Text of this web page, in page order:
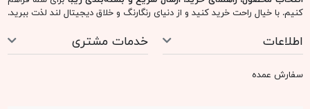
کنیم. با خیال راحت خرید کنید و از دنیای رنگارنگ و خلاق دیجیتال لند لذت ببرید.
اطلاعات خدمات مشتری
سفارش عمده